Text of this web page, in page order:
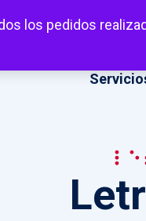
los pedidos